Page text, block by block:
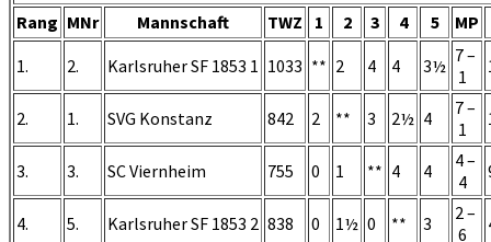
Rang MNr Mannschaft TWZ 1 2 3 4 5
MP
1.
2. Karlsruher SF 1853 1 1033 ** 2 4 4 3½ 7 –
1
2. 1. SVG Konstanz 842 2 ** 3 2½ 4
7 –
1
3. 3. SC Viernheim 755 0 1 ** 4 4
4 –
4
4. 5. Karlsruher SF 1853 2 838 0 1½ 0 ** 3
2 –
6